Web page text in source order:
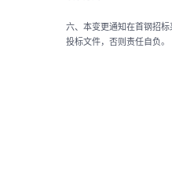
六、本变更通知在首钢招
投标文件，否则责任自负。